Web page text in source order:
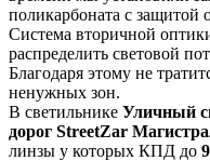
поликарбоната с защитой
Система вторичной
распределить световой
Благодаря этому не
ненужных зон.
В светильнике Уличный
дорог StreetZar
линзы у которых КПД до